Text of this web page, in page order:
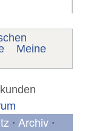
Meine
• Archiv •